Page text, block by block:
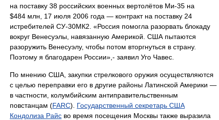
на поставку 38 российских военных вертолётов Ми-35 на
$484 млн, 17 июля 2006 года — контракт на поставку 24
истребителей СУ-30МК2. «Россия помогла разорвать блокаду
вокруг Венесуэлы, навязанную Америкой. США пытаются
разоружить Венесуэлу, чтобы потом вторгнуться в страну.
Поэтому я благодарен России»,- заявил Уго Чавес.
По мнению США, закупки стрелкового оружия осуществляются
с целью переправки его в другие районы Латинской Америки —
в частности, колумбийским антиправительственным
повстанцам (FARC). Государственный секретарь США
Кондолиза Райс во время посещения Москвы также выразила